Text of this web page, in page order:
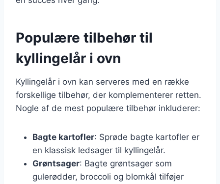
Populære tilbehør til
kyllingelår i ovn
Kyllingelår i ovn kan serveres med en række
forskellige tilbehør, der komplementerer retten.
Nogle af de mest populære tilbehør inkluderer:
Bagte kartofler: Sprøde bagte kartofler er
en klassisk ledsager til kyllingelår.
Grøntsager: Bagte grøntsager som
gulerødder, broccoli og blomkål tilføjer